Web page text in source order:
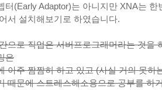
터(Early Adaptor)는 아니지만 XNA는
서 설치해보기로 하였습니다.
으로 직업은 서버프로그래머라는 것을
은
아주 짬짬히 하고 있고 (사실 거의 못하
때문에 스트레스해소용으로 공부를 하